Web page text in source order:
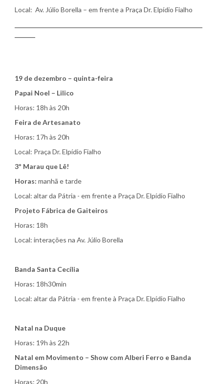
Local: Av. Júlio Borella – em frente a Praça Dr. Elpídio Fialho
19 de dezembro – quinta-feira
Papai Noel – Lilico
Horas: 18h às 20h
Feira de Artesanato
Horas: 17h às 20h
Local: Praça Dr. Elpídio Fialho
3º Marau que Lê!
Horas: manhã e tarde
Local: altar da Pátria - em frente a Praça Dr. Elpídio Fialho
Projeto Fábrica de Gaiteiros
Horas: 18h
Local: interações na Av. Júlio Borella
Banda Santa Cecília
Horas: 18h30min
Local: altar da Pátria - em frente à Praça Dr. Elpídio Fialho
Natal na Duque
Horas: 19h às 22h
Natal em Movimento – Show com Alberi Ferro e Banda
Dimensão
Horas: 20h